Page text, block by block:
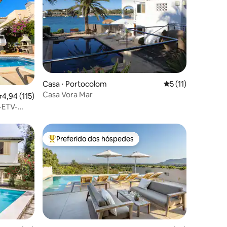
de uma avaliação média de 5, 115 avaliações
4,94 (115)
Casa ⋅ Portocolom 5 de uma
5 (11)
Casa Vora Mar
Entre os melhores preferidos dos hóspedes
Preferido dos hóspedes